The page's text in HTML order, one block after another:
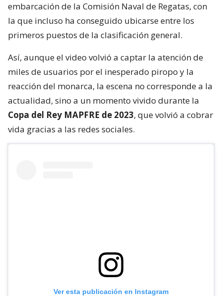
embarcación de la Comisión Naval de Regatas, con
la que incluso ha conseguido ubicarse entre los
primeros puestos de la clasificación general.
Así, aunque el video volvió a captar la atención de
miles de usuarios por el inesperado piropo y la
reacción del monarca, la escena no corresponde a la
actualidad, sino a un momento vivido durante la
Copa del Rey MAPFRE de 2023, que volvió a cobrar
vida gracias a las redes sociales.
Ver esta publicación en Instagram